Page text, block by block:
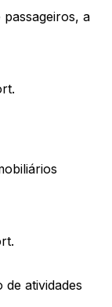
a
de atividades